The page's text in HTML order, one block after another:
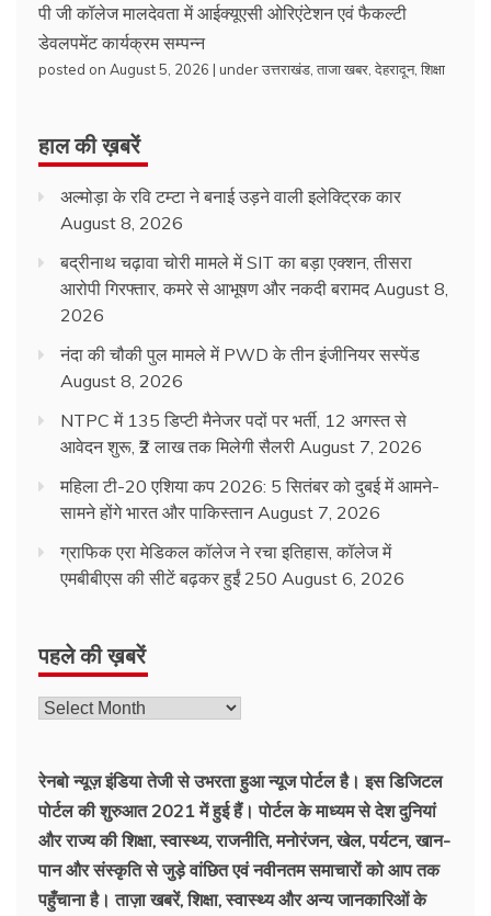
पी जी कॉलेज मालदेवता में आईक्यूएसी ओरिएंटेशन एवं फैकल्टी
डेवलपमेंट कार्यक्रम सम्पन्न
posted on August 5, 2026 | underउत्तराखंड ताजा खबर देहरादून, शिक्षा
हाल की ख़बरें
अल्मोड़ा के रवि टम्टा ने बनाई उड़ने वाली इलेक्ट्रिक कार
August 8, 2026
बद्रीनाथ चढ़ावा चोरी मामले में SIT का बड़ा एक्शन, तीसरा
आरोपी गिरफ्तार, कमरे से आभूषण और नकदी बरामद August 8,
2026
नंदा की चौकी पुल मामले में PWD के तीन इंजीनियर सस्पेंड
August 8, 2026
NTPC में 135 डिप्टी मैनेजर पदों पर भर्ती, 12 अगस्त से
आवेदन शुरू, ₹2 लाख तक मिलेगी सैलरी August 7, 2026
महिला टी-20 एशिया कप 2026: 5 सितंबर को दुबई में आमने-
सामने होंगे भारत और पाकिस्तान August 7, 2026
ग्राफिक एरा मेडिकल कॉलेज ने रचा इतिहास, कॉलेज में
एमबीबीएस की सीटें बढ़कर हुईं 250 August 6, 2026
पहले की ख़बरें
रेनबो न्यूज़ इंडिया तेजी से उभरता हुआ न्‍यूज पोर्टल है। इस डिजिटल
पोर्टल की शुरुआत 2021 में हुई हैं। पोर्टल के माध्यम से देश दुनियां
और राज्य की शिक्षा, स्वास्थ्य, राजनीति, मनोरंजन, खेल, पर्यटन, खान-
पान और संस्कृति से जुड़े वांछित एवं नवीनतम समाचारों को आप तक
पहुँचाना है। ताज़ा खबरें, शिक्षा, स्वास्थ्य और अन्य जानकारिओं के